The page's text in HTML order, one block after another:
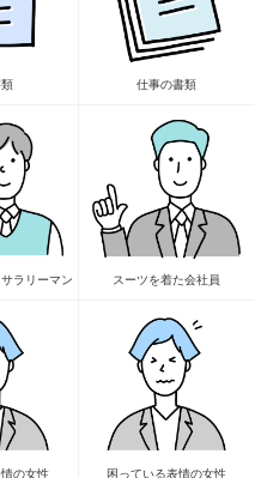
仕事の書類
ラリーマン スーツを着た会社員
の女性 困っている表情の女性